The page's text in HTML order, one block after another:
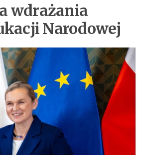
wdrażania
Narodowej